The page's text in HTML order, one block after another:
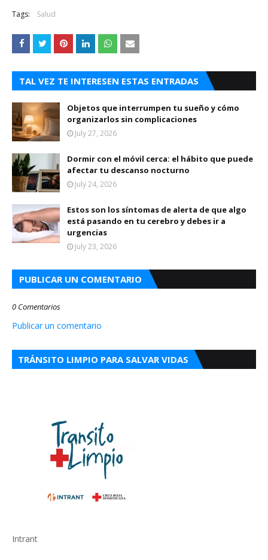
Tags: Salud
TAL VEZ TE INTERESEN ESTAS ENTRADAS
Objetos que interrumpen tu sueño y cómo
organizarlos sin complicaciones
July 27, 2026
Dormir con el móvil cerca: el hábito que puede
afectar tu descanso nocturno
July 24, 2026
Estos son los síntomas de alerta de que algo
está pasando en tu cerebro y debes ir a
urgencias
July 23, 2026
PUBLICAR UN COMENTARIO
0 Comentarios
Publicar un comentario
TRÁNSITO LIMPIO PARA SALVAR VIDAS
Intrant